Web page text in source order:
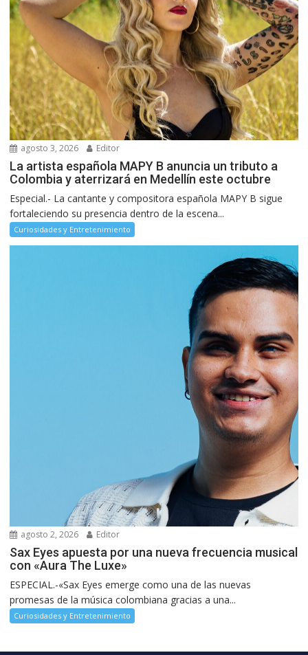
agosto 3, 2026 Editor
La artista española MAPY B anuncia un tributo a
Colombia y aterrizará en Medellín este octubre
Especial.- La cantante y compositora española MAPY B sigue
fortaleciendo su presencia dentro de la escena...
Curiosidades y Entretenimiento
agosto 2, 2026 Editor
Sax Eyes apuesta por una nueva frecuencia musical
con «Aura The Luxe»
ESPECIAL.-«Sax Eyes emerge como una de las nuevas
promesas de la música colombiana gracias a una...
Curiosidades y Entretenimiento